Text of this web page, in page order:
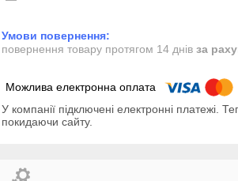
повернення товару протягом 14 днів за
У компанії підключені електронні платежі.
покидаючи сайту.